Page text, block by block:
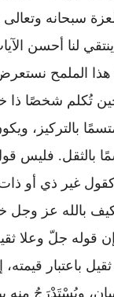
سبحانه
لنا أحسن
الملمح نستعرض
تُكلم شخصًا
بالتركيز،
بالثقل. فليس
غير ذي أو ذات
بالله عز
قوله جلّ وعلا ثقيل
ثقيل باعتبار
ويُسْتَدْرَجُ منه